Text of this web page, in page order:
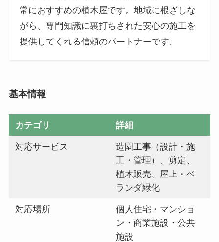
常におすすめの植木屋です。地域に根ざしな
がら、専門知識に裏打ちされた安心の施工を
提供してくれる信頼のパートナーです。
基本情報
カテゴリ 詳細
対応サービス
造園工事（設計・施
工・管理）、剪定、
植木販売、屋上・ベ
ランダ緑化
対応場所
個人住宅・マンショ
ン・商業施設・公共
施設